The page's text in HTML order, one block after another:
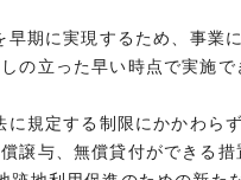
早期に実現するため、事業
の立った早い時点で実施で
に規定する制限にかかわら
譲与、無償貸付ができる措